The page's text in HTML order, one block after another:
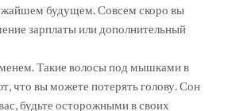
будущем. Совсем скоро вы
зарплаты или дополнительный
Такие волосы под мышками в
что вы можете потерять голову. Сон
будьте осторожными в своих